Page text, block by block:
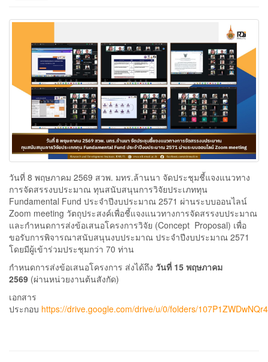
วันที่ 8 พฤษภาคม 2569 สวพ. มทร.ล้านนา จัดประชุมชี้แจงแนวทาง
การจัดสรรงบประมาณ ทุนสนับสนุนการวิจัยประเภททุน
Fundamental Fund ประจำปีงบประมาณ 2571 ผ่านระบบออนไลน์
Zoom meeting วัตถุประสงค์เพื่อชี้แจงแนวทางการจัดสรรงบประมาณ
และกำหนดการส่งข้อเสนอโครงการวิจัย (Concept Proposal) เพื่อ
ขอรับการพิจารณาสนับสนุนงบประมาณ ประจำปีงบประมาณ 2571
โดยมีผู้เข้าร่วมประชุมกว่า 70 ท่าน
กำหนดการส่งข้อเสนอโครงการ ส่งได้ถึง วันที่ 15 พฤษภาคม
2569 (ผ่านหน่วยงานต้นสังกัด)
เอกสาร
ประกอบ https://drive.google.com/drive/u/0/folders/